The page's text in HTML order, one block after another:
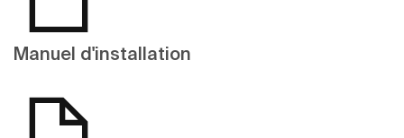
Manuel d'installation